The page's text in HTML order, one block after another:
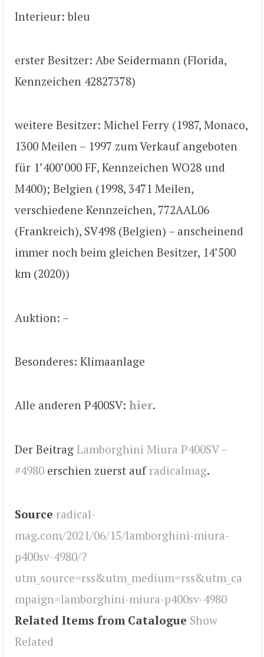
Interieur: bleu
erster Besitzer: Abe Seidermann (Florida,
Kennzeichen 42827378)
weitere Besitzer: Michel Ferry (1987, Monaco,
1300 Meilen – 1997 zum Verkauf angeboten
für 1’400’000 FF, Kennzeichen WO28 und
M400); Belgien (1998, 3471 Meilen,
verschiedene Kennzeichen, 772AAL06
(Frankreich), SV498 (Belgien) – anscheinend
immer noch beim gleichen Besitzer, 14’500
km (2020))
Auktion: –
Besonderes: Klimaanlage
Alle anderen P400SV: hier.
Der Beitrag Lamborghini Miura P400SV –
#4980 erschien zuerst auf radicalmag.
Source radical-
mag.com/2021/06/15/lamborghini-miura-
p400sv-4980/?
utm_source=rss&utm_medium=rss&utm_ca
mpaign=lamborghini-miura-p400sv-4980
Related Items from Catalogue Show
Related